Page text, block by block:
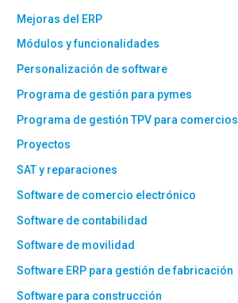
Mejoras del ERP
Módulos y funcionalidades
Personalización de software
Programa de gestión para pymes
Programa de gestión TPV para comercios
Proyectos
SAT y reparaciones
Software de comercio electrónico
Software de contabilidad
Software de movilidad
Software ERP para gestión de fabricación
Software para construcción